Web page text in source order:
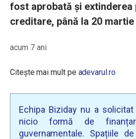
fost aprobată și extinderea
creditare, până la 20 martie
acum 7 ani
Citește mai mult pe adevarul.ro
Echipa Biziday nu a
nicio formă de
guvernamentale. Spațiile